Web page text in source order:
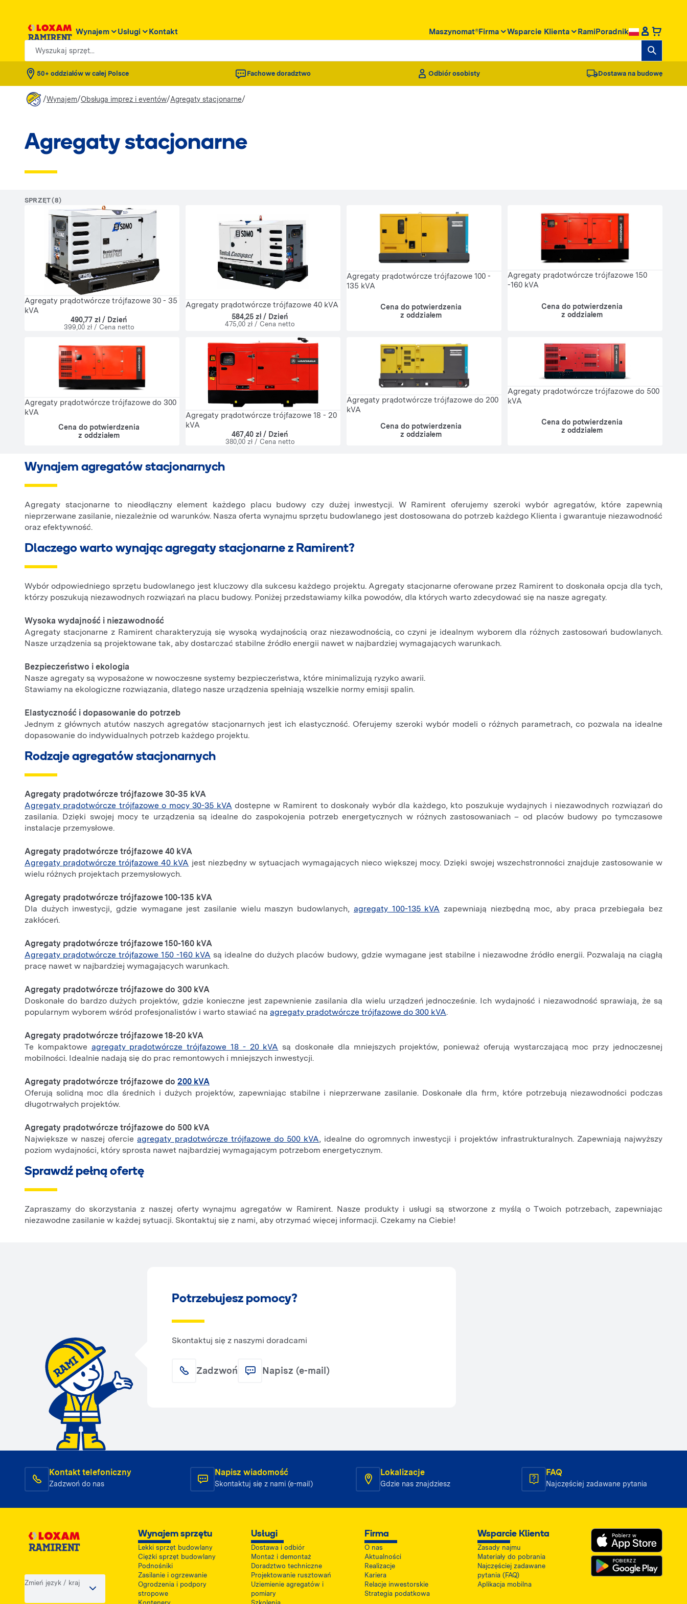
Wynajem Usługi Kontakt Maszynomat®Firma Wsparcie Klienta RamiPoradnik
Wyszukaj sprzęt...
50+ oddziałów w całej Polsce Fachowe doradztwo Odbiór osobisty Dostawa na budowę
/Wynajem/Obsługa imprez i eventów/Agregaty stacjonarne/
Agregaty stacjonarne
SPRZĘT (8)
Agregaty prądotwórcze trójfazowe 30 - 35
kVA
490,77 zł / Dzień
399,00 zł / Cena netto
Agregaty prądotwórcze trójfazowe 40 kVA
584,25 zł / Dzień
475,00 zł / Cena netto
Agregaty prądotwórcze trójfazowe 100 -
135 kVA
Cena do potwierdzenia
z oddziałem
Agregaty prądotwórcze trójfazowe 150
-160 kVA
Cena do potwierdzenia
z oddziałem
Agregaty prądotwórcze trójfazowe do 300
kVA
Cena do potwierdzenia
z oddziałem
Agregaty prądotwórcze trójfazowe 18 - 20
kVA
467,40 zł / Dzień
380,00 zł / Cena netto
Agregaty prądotwórcze trójfazowe do 200
kVA
Cena do potwierdzenia
z oddziałem
Agregaty prądotwórcze trójfazowe do 500
kVA
Cena do potwierdzenia
z oddziałem
Wynajem agregatów stacjonarnych
Agregaty stacjonarne to nieodłączny element każdego placu budowy czy dużej inwestycji. W Ramirent oferujemy szeroki wybór agregatów, które zapewnią
nieprzerwane zasilanie, niezależnie od warunków. Nasza oferta wynajmu sprzętu budowlanego jest dostosowana do potrzeb każdego Klienta i gwarantuje niezawodność
oraz efektywność.
Dlaczego warto wynając agregaty stacjonarne z Ramirent?
Wybór odpowiedniego sprzętu budowlanego jest kluczowy dla sukcesu każdego projektu. Agregaty stacjonarne oferowane przez Ramirent to doskonała opcja dla tych,
którzy poszukują niezawodnych rozwiązań na placu budowy. Poniżej przedstawiamy kilka powodów, dla których warto zdecydować się na nasze agregaty.
Wysoka wydajność i niezawodność
Agregaty stacjonarne z Ramirent charakteryzują się wysoką wydajnością oraz niezawodnością, co czyni je idealnym wyborem dla różnych zastosowań budowlanych.
Nasze urządzenia są projektowane tak, aby dostarczać stabilne źródło energii nawet w najbardziej wymagających warunkach.
Bezpieczeństwo i ekologia
Nasze agregaty są wyposażone w nowoczesne systemy bezpieczeństwa, które minimalizują ryzyko awarii.
Stawiamy na ekologiczne rozwiązania, dlatego nasze urządzenia spełniają wszelkie normy emisji spalin.
Elastyczność i dopasowanie do potrzeb
Jednym z głównych atutów naszych agregatów stacjonarnych jest ich elastyczność. Oferujemy szeroki wybór modeli o różnych parametrach, co pozwala na idealne
dopasowanie do indywidualnych potrzeb każdego projektu.
Rodzaje agregatów stacjonarnych
Agregaty prądotwórcze trójfazowe 30-35 kVA
Agregaty prądotwórcze trójfazowe o mocy 30-35 kVA dostępne w Ramirent to doskonały wybór dla każdego, kto poszukuje wydajnych i niezawodnych rozwiązań do
zasilania. Dzięki swojej mocy te urządzenia są idealne do zaspokojenia potrzeb energetycznych w różnych zastosowaniach – od placów budowy po tymczasowe
instalacje przemysłowe.
Agregaty prądotwórcze trójfazowe 40 kVA
Agregaty prądotwórcze trójfazowe 40 kVA jest niezbędny w sytuacjach wymagających nieco większej mocy. Dzięki swojej wszechstronności znajduje zastosowanie w
wielu różnych projektach przemysłowych.
Agregaty prądotwórcze trójfazowe 100-135 kVA
Dla dużych inwestycji, gdzie wymagane jest zasilanie wielu maszyn budowlanych, agregaty 100-135 kVA zapewniają niezbędną moc, aby praca przebiegała bez
zakłóceń.
Agregaty prądotwórcze trójfazowe 150-160 kVA
Agregaty prądotwórcze trójfazowe 150 -160 kVA są idealne do dużych placów budowy, gdzie wymagane jest stabilne i niezawodne źródło energii. Pozwalają na ciągłą
pracę nawet w najbardziej wymagających warunkach.
Agregaty prądotwórcze trójfazowe do 300 kVA
Doskonałe do bardzo dużych projektów, gdzie konieczne jest zapewnienie zasilania dla wielu urządzeń jednocześnie. Ich wydajność i niezawodność sprawiają, że są
popularnym wyborem wśród profesjonalistów i warto stawiać na agregaty prądotwórcze trójfazowe do 300 kVA.
Agregaty prądotwórcze trójfazowe 18-20 kVA
Te kompaktowe agregaty prądotwórcze trójfazowe 18 - 20 kVA są doskonałe dla mniejszych projektów, ponieważ oferują wystarczającą moc przy jednoczesnej
mobilności. Idealnie nadają się do prac remontowych i mniejszych inwestycji.
Agregaty prądotwórcze trójfazowe do 200 kVA
Oferują solidną moc dla średnich i dużych projektów, zapewniając stabilne i nieprzerwane zasilanie. Doskonałe dla firm, które potrzebują niezawodności podczas
długotrwałych projektów.
Agregaty prądotwórcze trójfazowe do 500 kVA
Największe w naszej ofercieagregaty prądotwórcze trójfazowe do 500 kVA, idealne do ogromnych inwestycji i projektów infrastrukturalnych. Zapewniają najwyższy
poziom wydajności, który sprosta nawet najbardziej wymagającym potrzebom energetycznym.
Sprawdź pełną ofertę
Zapraszamy do skorzystania z naszej oferty wynajmu agregatów w Ramirent. Nasze produkty i usługi są stworzone z myślą o Twoich potrzebach, zapewniając
niezawodne zasilanie w każdej sytuacji. Skontaktuj się z nami, aby otrzymać więcej informacji. Czekamy na Ciebie!
Potrzebujesz pomocy?
Skontaktuj się z naszymi doradcami
Zadzwoń Napisz (e-mail)
Kontakt telefoniczny
Zadzwoń do nas
Napisz wiadomość
Skontaktuj się z nami (e-mail)
Lokalizacje
Gdzie nas znajdziesz
FAQ
Najczęściej zadawane pytania
Zmień język / kraj
Wynajem sprzętu
Lekki sprzęt budowlany
Ciężki sprzęt budowlany
Podnośniki
Zasilanie i ogrzewanie
Ogrodzenia i podpory
stropowe
Usługi
Dostawa i odbiór
Montaż i demontaż
Doradztwo techniczne
Projektowanie rusztowań
Uziemienie agregatów i
pomiary
Firma
O nas
Aktualności
Realizacje
Kariera
Relacje inwestorskie
Strategia podatkowa
Wsparcie Klienta
Zasady najmu
Materiały do pobrania
Najczęściej zadawane
pytania (FAQ)
Aplikacja mobilna